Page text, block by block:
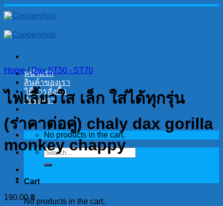
Skip
to
หน้าแรก
สินค้าของเรา
วิธีการสั่งซื้อ
ติดต่อเรา
No products in the cart.
Search
for:
Cart
No products in the cart.
Home / Dax ST50 - ST70
ไฟเลี้ยวใส เล็ก ใส่ได้ทุกรุ่น
(ราคาต่อคู่) chaly dax gorilla
monkey chappy
190.00฿